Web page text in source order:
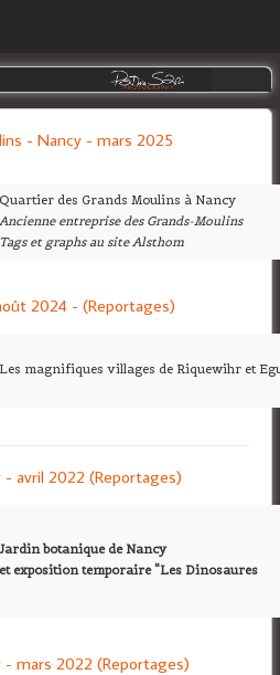
- Nancy - mars 2025
Quartier des Grands Moulins à Nancy
Ancienne entreprise des Grands-Moulins
Tags et graphs au site Alsthom
2024 - (Reportages)
Les magnifiques villages de Riquewihr et
- avril 2022 (Reportages)
Jardin botanique de Nancy
et exposition temporaire "Les Dinosaures
- mars 2022 (Reportages)